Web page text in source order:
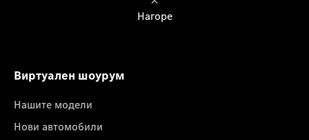
Нагоре
Виртуален шоурум
Нашите модели
Нови автомобили